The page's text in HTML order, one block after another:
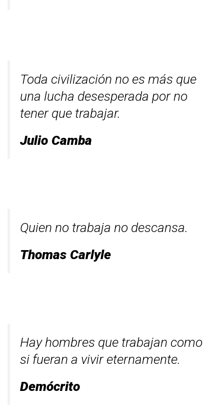
Toda civilización no es más que
una lucha desesperada por no
tener que trabajar.
Julio Camba
Quien no trabaja no descansa.
Thomas Carlyle
Hay hombres que trabajan como
si fueran a vivir eternamente.
Demócrito